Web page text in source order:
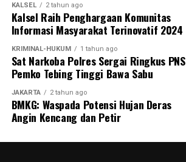
KALSEL 2 tahun ago
Kalsel Raih Penghargaan Komunitas
Informasi Masyarakat Terinovatif 2024
KRIMINAL-HUKUM 1 tahun ago
Sat Narkoba Polres Sergai Ringkus PNS
Pemko Tebing Tinggi Bawa Sabu
JAKARTA 2 tahun ago
BMKG: Waspada Potensi Hujan Deras
Angin Kencang dan Petir